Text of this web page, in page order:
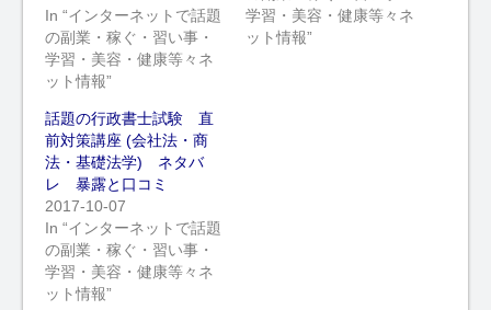
In “インターネットで話題
の副業・稼ぐ・習い事・
学習・美容・健康等々ネ
ット情報”
学習・美容・健康等々ネ
ット情報”
話題の行政書士試験 直
前対策講座 (会社法・商
法・基礎法学) ネタバ
レ 暴露と口コミ
2017-10-07
In “インターネットで話題
の副業・稼ぐ・習い事・
学習・美容・健康等々ネ
ット情報”